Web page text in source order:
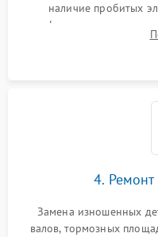
наличие пробитых
форматирования,
картриджа и оптопар
4.
Замена изношенных
валов, тормозных